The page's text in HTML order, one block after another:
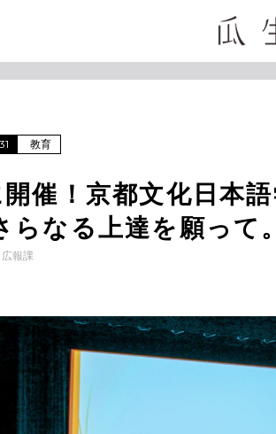
教育
催！京都文化日本
らなる上達を願って。
報課